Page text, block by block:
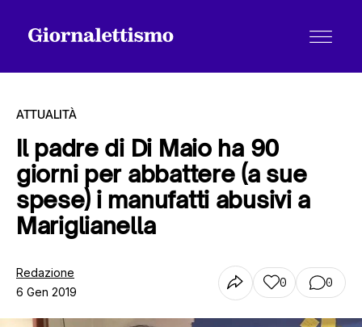
Tutti gli articoli
Chi siamo
ATTUALITÀ
Il padre di Di Maio ha 90
giorni per abbattere (a sue
spese) i manufatti abusivi a
Mariglianella
Redazione
6 Gen 2019
0 0